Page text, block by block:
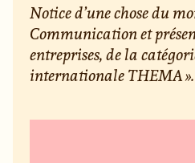
Notice d’une chose du
Communication et
entreprises, de la
internationale THEMA ».